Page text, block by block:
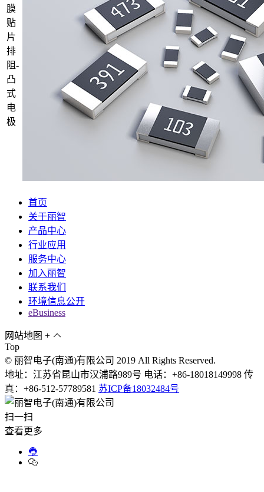
膜
贴
片
排
阻-
凸
式
电
极
首页
关于丽智
产品中心
行业应用
服务中心
加入丽智
联系我们
环境信息公开
eBusiness
网站地图 +
Top
© 丽智电子(南通)有限公司 2019 All Rights Reserved.
地址：江苏省昆山市汉浦路989号 电话：+86-18018149998 传
真：+86-512-57789581 苏ICP备18032484号
扫一扫
查看更多